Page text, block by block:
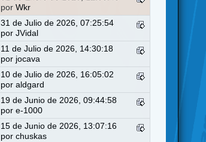
porWkr
31 de Julio de 2026, 07:25:54
porJVidal
11 de Julio de 2026, 14:30:18
por jocava
10 de Julio de 2026, 16:05:02
poraldgard
19 de Junio de 2026, 09:44:58
pore-1000
15 de Junio de 2026, 13:07:16
porchuskas